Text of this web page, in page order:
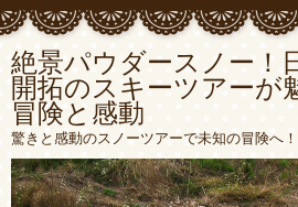
絶景パウダースノー！
開拓のスキーツアーが
冒険と感動
驚きと感動のスノーツアーで未知の冒険へ！